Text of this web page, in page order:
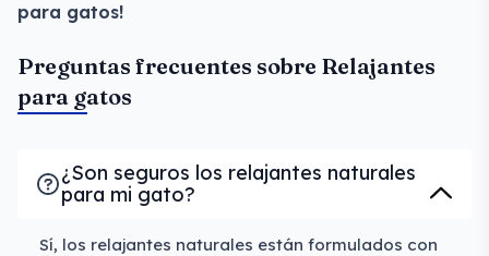
para gatos!
Preguntas frecuentes sobre Relajantes
para gatos
¿Son seguros los relajantes naturales
para mi gato?
Sí, los relajantes naturales están formulados con